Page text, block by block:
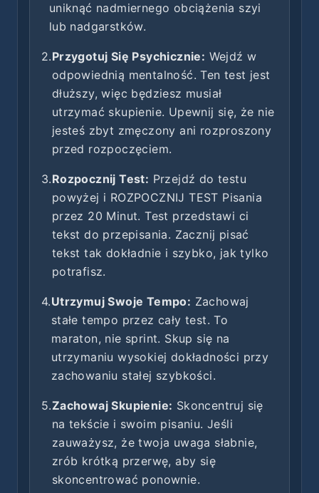
uniknąć nadmiernego obciążenia szyi
lub nadgarstków.
2.Przygotuj Się Psychicznie: Wejdź w
odpowiednią mentalność. Ten test jest
dłuższy, więc będziesz musiał
utrzymać skupienie. Upewnij się, że nie
jesteś zbyt zmęczony ani rozproszony
przed rozpoczęciem.
3.Rozpocznij Test: Przejdź do testu
powyżej i ROZPOCZNIJ TEST Pisania
przez 20 Minut. Test przedstawi ci
tekst do przepisania. Zacznij pisać
tekst tak dokładnie i szybko, jak tylko
potrafisz.
4.Utrzymuj Swoje Tempo: Zachowaj
stałe tempo przez cały test. To
maraton, nie sprint. Skup się na
utrzymaniu wysokiej dokładności przy
zachowaniu stałej szybkości.
5.Zachowaj Skupienie: Skoncentruj się
na tekście i swoim pisaniu. Jeśli
zauważysz, że twoja uwaga słabnie,
zrób krótką przerwę, aby się
skoncentrować ponownie.